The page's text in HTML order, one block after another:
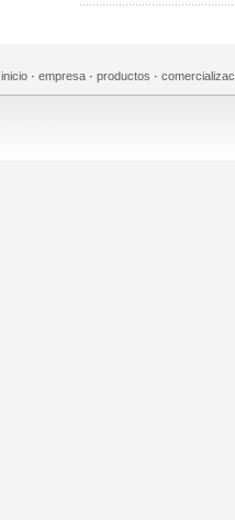
inicio · empresa · productos ·